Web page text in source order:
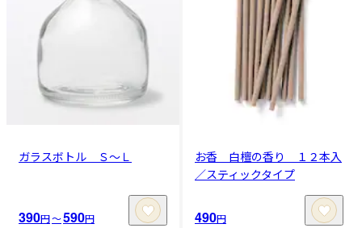
ガラスボトル Ｓ～Ｌ
390円〜590円
お香 白檀の香り １２本入
／スティックタイプ
490円